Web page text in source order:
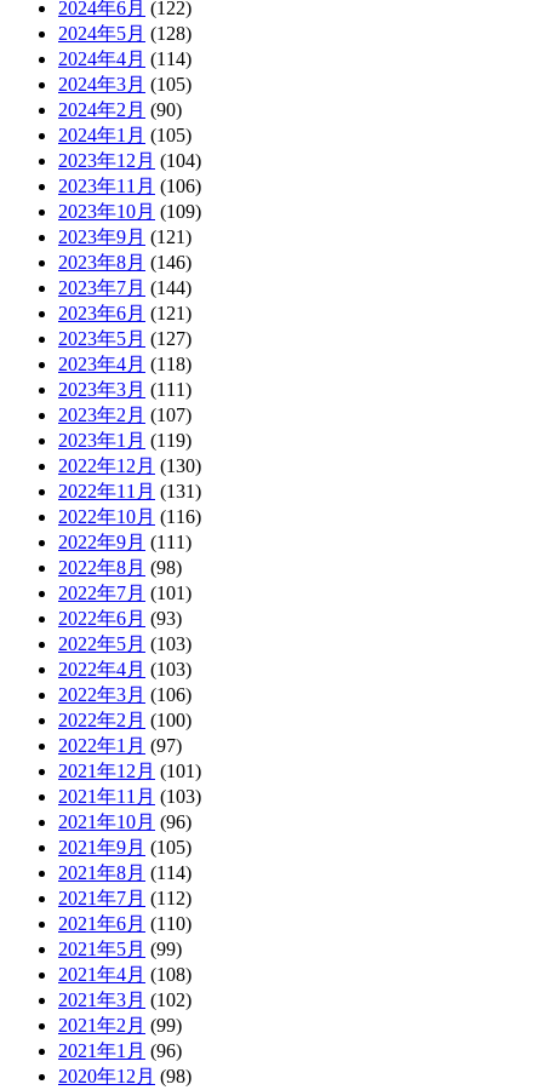
2024年6月 (122)
2024年5月 (128)
2024年4月 (114)
2024年3月 (105)
2024年2月 (90)
2024年1月 (105)
2023年12月 (104)
2023年11月 (106)
2023年10月 (109)
2023年9月 (121)
2023年8月 (146)
2023年7月 (144)
2023年6月 (121)
2023年5月 (127)
2023年4月 (118)
2023年3月 (111)
2023年2月 (107)
2023年1月 (119)
2022年12月 (130)
2022年11月 (131)
2022年10月 (116)
2022年9月 (111)
2022年8月 (98)
2022年7月 (101)
2022年6月 (93)
2022年5月 (103)
2022年4月 (103)
2022年3月 (106)
2022年2月 (100)
2022年1月 (97)
2021年12月 (101)
2021年11月 (103)
2021年10月 (96)
2021年9月 (105)
2021年8月 (114)
2021年7月 (112)
2021年6月 (110)
2021年5月 (99)
2021年4月 (108)
2021年3月 (102)
2021年2月 (99)
2021年1月 (96)
2020年12月 (98)